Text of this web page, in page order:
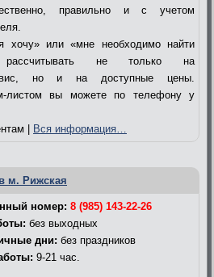
правильно и с учетом
хочу» или «мне необходимо найти
рассчитывать не только на
но и на доступные цены.
листом вы можете по телефону у
| Вся информация…
м. Рижская
номер: 8 (985) 143-22-26
без выходных
дни: без праздников
9-21 час.